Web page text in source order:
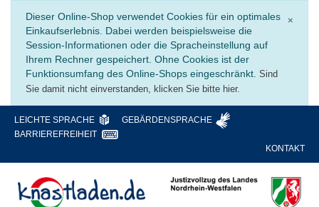
×
Dieser Online-Shop verwendet Cookies für ein optimales
Einkaufserlebnis. Dabei werden beispielsweise die
Session-Informationen oder die Spracheinstellung auf
Ihrem Rechner gespeichert. Ohne Cookies ist der
Funktionsumfang des Online-Shops eingeschränkt. Sind
Sie damit nicht einverstanden, klicken Sie bitte hier.
LEICHTE SPRACHE
GEBÄRDENSPRACHE
BARRIEREFREIHEIT
KONTAKT